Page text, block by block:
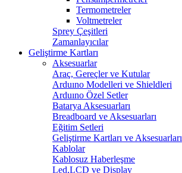
Termometreler
Voltmetreler
Sprey Çeşitleri
Zamanlayıcılar
Geliştirme Kartları
Aksesuarlar
Araç, Gereçler ve Kutular
Arduıno Modelleri ve Shieldleri
Arduıno Özel Setler
Batarya Aksesuarları
Breadboard ve Aksesuarları
Eğitim Setleri
Geliştirme Kartları ve Aksesuarları
Kablolar
Kablosuz Haberleşme
Led,LCD ve Display